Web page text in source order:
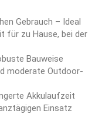
Gebrauch – Ideal
für zu Hause, bei der
Bauweise
moderate Outdoor-
Akkulaufzeit
Einsatz